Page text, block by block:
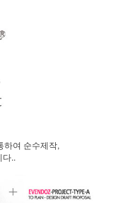
하여 순수제작,
..